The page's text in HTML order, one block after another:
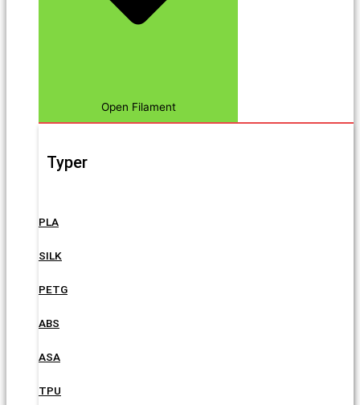
Open Filament
Typer
PLA
SILK
PETG
ABS
ASA
TPU